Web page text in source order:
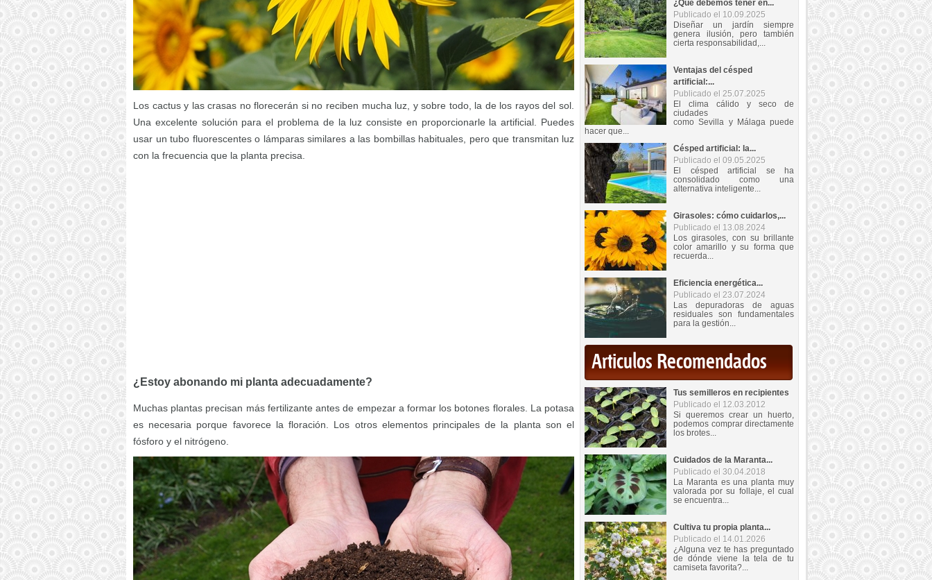
Los cactus y las crasas no florecerán si no reciben mucha luz, y sobre todo, la de los rayos del sol.
Una excelente solución para el problema de la luz consiste en proporcionarle la artificial. Puedes
usar un tubo fluorescentes o lámparas similares a las bombillas habituales, pero que transmitan luz
con la frecuencia que la planta precisa.
¿Estoy abonando mi planta adecuadamente?
Muchas plantas precisan más fertilizante antes de empezar a formar los botones florales. La potasa
es necesaria porque favorece la floración. Los otros elementos principales de la planta son el
fósforo y el nitrógeno.
¿Qué debemos tener en...
Publicado el 10.09.2025
Diseñar un jardín siempre
genera ilusión, pero también
cierta responsabilidad,...
Ventajas del césped
artificial:...
Publicado el 25.07.2025
El clima cálido y seco de
ciudades
como Sevilla y Málaga puede
hacer que...
Césped artificial: la...
Publicado el 09.05.2025
El césped artificial se ha
consolidado como una
alternativa inteligente...
Girasoles: cómo cuidarlos,...
Publicado el 13.08.2024
Los girasoles, con su brillante
color amarillo y su forma que
recuerda...
Eficiencia energética...
Publicado el 23.07.2024
Las depuradoras de aguas
residuales son fundamentales
para la gestión...
Articulos Recomendados
Tus semilleros en recipientes
Publicado el 12.03.2012
Si queremos crear un huerto,
podemos comprar directamente
los brotes...
Cuidados de la Maranta...
Publicado el 30.04.2018
La Maranta es una planta muy
valorada por su follaje, el cual
se encuentra...
Cultiva tu propia planta...
Publicado el 14.01.2026
¿Alguna vez te has preguntado
de dónde viene la tela de tu
camiseta favorita?...